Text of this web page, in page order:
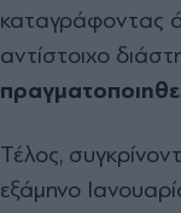
καταγράφοντας
αντίστοιχο
Τέλος,
εξάμηνο